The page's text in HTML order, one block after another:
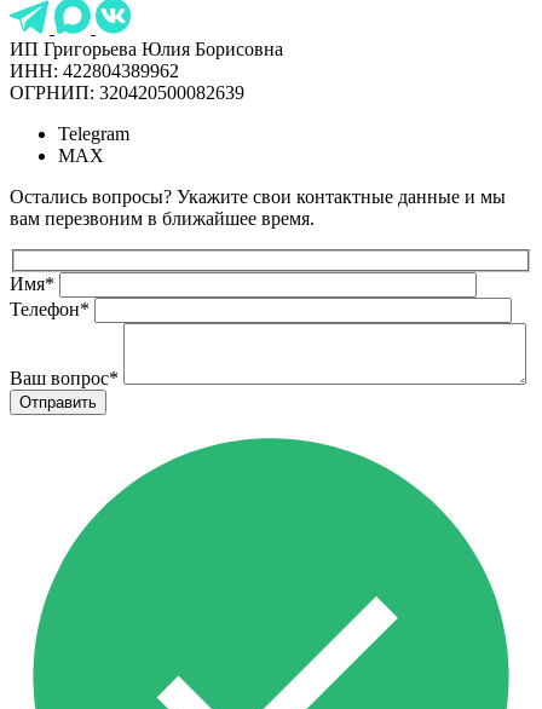
ИП Григорьева Юлия Борисовна
ИНН: 422804389962
ОГРНИП: 320420500082639
Telegram
MAX
Остались вопросы? Укажите свои контактные данные и мы
вам перезвоним в ближайшее время.
Имя*
Телефон*
Ваш вопрос*